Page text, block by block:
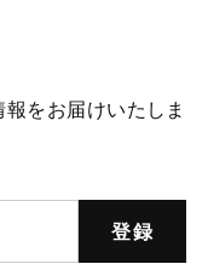
をお届けいたしま
登録